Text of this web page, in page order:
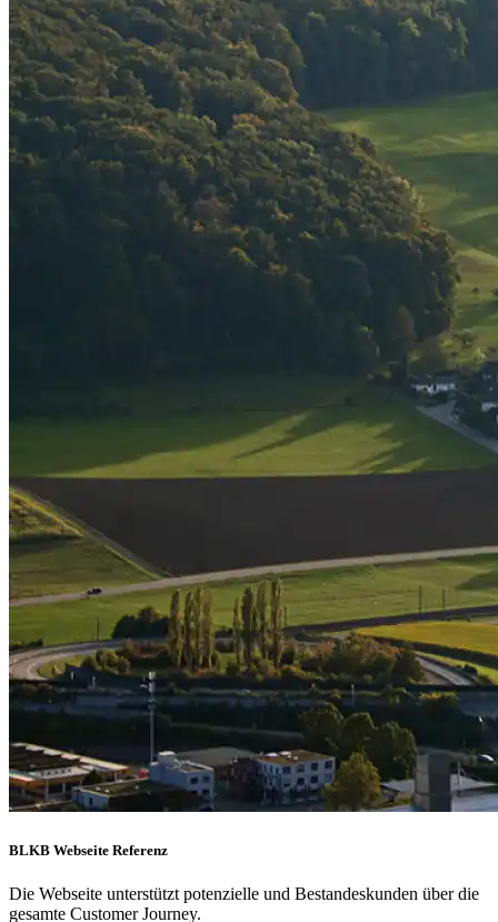
BLKB Webseite Referenz
Die Webseite unterstützt potenzielle und Bestandeskunden über die
gesamte Customer Journey.